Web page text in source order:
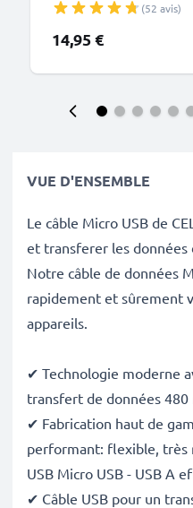
Note 8 - Alimentation
Câble de Charge 1m
(52 avis)
14,95 €
VUE D'ENSEMBLE
Le câble Micro USB de
et transferer les données
Notre câble de données
rapidement et sûrement
appareils.
✔ Technologie moderne
transfert de données 480
✔ Fabrication haut de
performant: flexible, très
USB Micro USB - USB A
✔ Câble USB pour un